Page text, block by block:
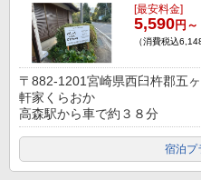
[最安料金]
5,590円～
（消費税込6,148
〒882-1201宮崎県西臼杵郡五
軒家くらおか
高森駅から車で約３８分
宿泊プ